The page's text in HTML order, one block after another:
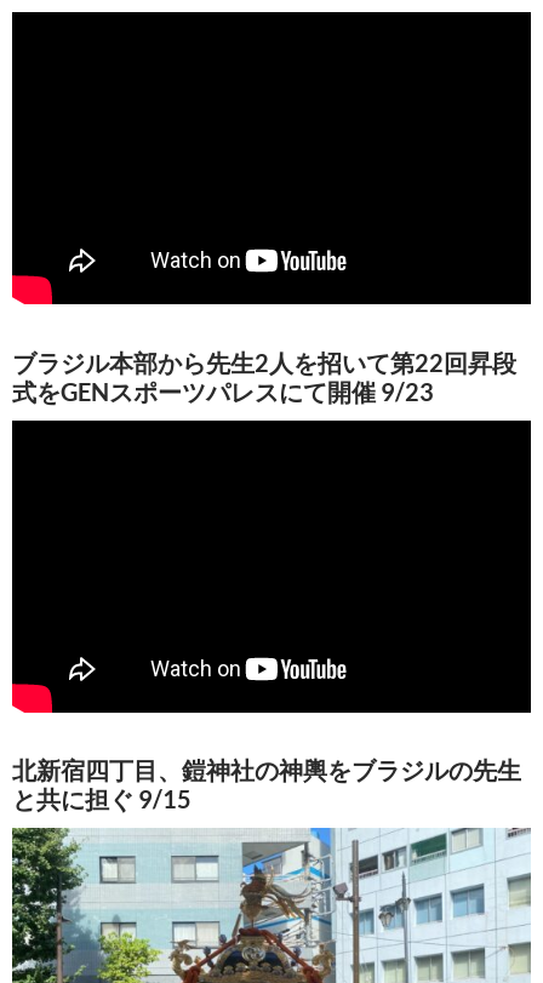
ブラジル本部から先生2人を招いて第22回昇段
式をGENスポーツパレスにて開催 9/23
北新宿四丁目、鎧神社の神輿をブラジルの先生
と共に担ぐ 9/15